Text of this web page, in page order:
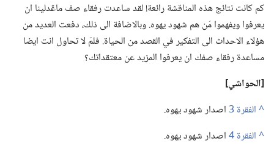
كم كانت نتائج هذه المناقشة رائعة!‏ لقد ساعدت رفقاء صف ماڠدلينا ان
يعرفوا ويفهموا مَن هم شهود يهوه.‏ وبالاضافة الى ذلك،‏ دفعت العديد من
هؤلاء الاحداث الى التفكير في القصد من الحياة.‏ فلمَ لا تحاول انت ايضا
مساعدة رفقاء صفك ان يعرفوا المزيد عن معتقداتك؟‏
‏[الحواشي]‏
^
اصدار شهود يهوه.‏
^
اصدار شهود يهوه.‏